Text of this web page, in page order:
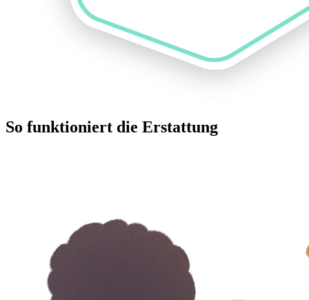
So funktioniert die Erstattung